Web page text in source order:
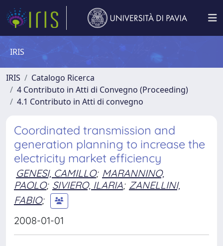
IRIS
IRIS
Catalogo Ricerca
4 Contributo in Atti di Convegno (Proceeding)
4.1 Contributo in Atti di convegno
Coordinated transmission and
generation planning to increase the
electricity market efficiency
GENESI, CAMILLO; MARANNINO,
PAOLO; SIVIERO, ILARIA; ZANELLINI,
FABIO;
2008-01-01